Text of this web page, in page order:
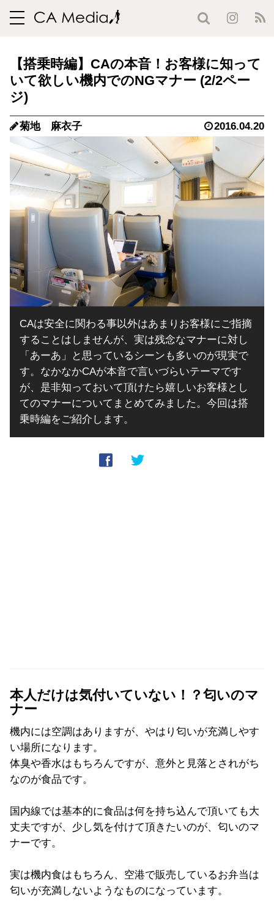
toggle
【搭乗時編】CAの本音！お客様に知って
いて欲しい機内でのNGマナー (2/2ペー
ジ)
菊地 麻衣子 2016.04.20
CAは安全に関わる事以外はあまりお客様にご指摘
することはしませんが、実は残念なマナーに対し
「あーあ」と思っているシーンも多いのが現実で
す。なかなかCAが本音で言いづらいテーマです
が、是非知っておいて頂けたら嬉しいお客様とし
てのマナーについてまとめてみました。今回は搭
乗時編をご紹介します。
本人だけは気付いていない！？匂いのマ
ナー
機内には空調はありますが、やはり匂いが充満しやす
い場所になります。
体臭や香水はもちろんですが、意外と見落とされがち
なのが食品です。
国内線では基本的に食品は何を持ち込んで頂いても大
丈夫ですが、少し気を付けて頂きたいのが、匂いのマ
ナーです。
実は機内食はもちろん、空港で販売しているお弁当は
匂いが充満しないようなものになっています。